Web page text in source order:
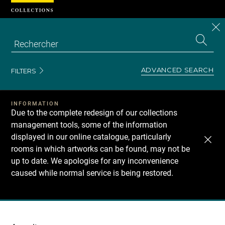
FILTERS ADVANCED SEARCH
INFORMATION
Due to the complete redesign of our collections
management tools, some of the information
displayed in our online catalogue, particularly
rooms in which artworks can be found, may not be
up to date. We apologise for any inconvenience
caused while normal service is being restored.
Recherche
Cookies management panel